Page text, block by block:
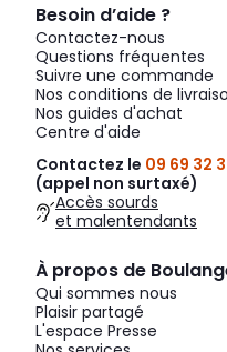
Besoin d’aide ?
Contactez-nous
Questions fréquentes
Suivre une commande
Nos conditions de
Nos guides d'achat
Centre d'aide
Contactez le 09 69 32
(appel non surtaxé)
Accès sourds
et malentendants
À propos de
Qui sommes nous
Plaisir partagé
L'espace Presse